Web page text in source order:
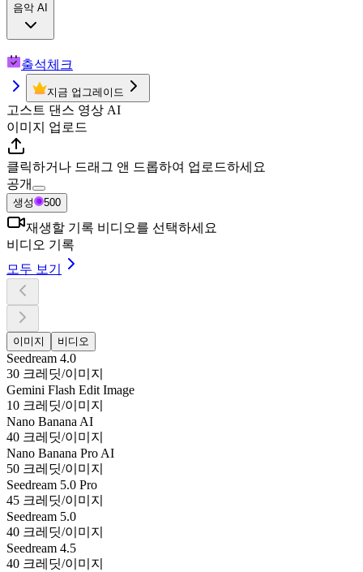
음악 AI
출석체크
지금 업그레이드
고스트 댄스 영상 AI
이미지 업로드
클릭하거나 드래그 앤 드롭하여 업로드하세요
공개
생성 500
재생할 기록 비디오를 선택하세요
비디오 기록
모두 보기
이미지 비디오
Seedream 4.0
30 크레딧/이미지
Gemini Flash Edit Image
10 크레딧/이미지
Nano Banana AI
40 크레딧/이미지
Nano Banana Pro AI
50 크레딧/이미지
Seedream 5.0 Pro
45 크레딧/이미지
Seedream 5.0
40 크레딧/이미지
Seedream 4.5
40 크레딧/이미지